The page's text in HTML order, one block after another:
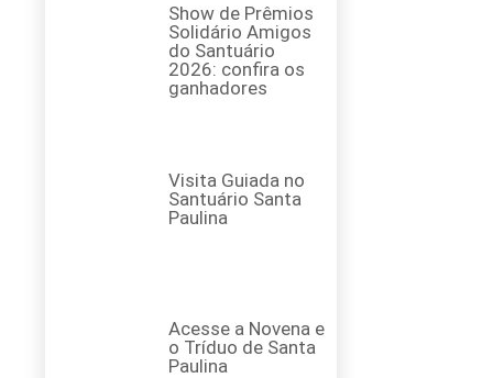
Show de Prêmios
Solidário Amigos
do Santuário
2026: confira os
ganhadores
Visita Guiada no
Santuário Santa
Paulina
Acesse a Novena e
o Tríduo de Santa
Paulina